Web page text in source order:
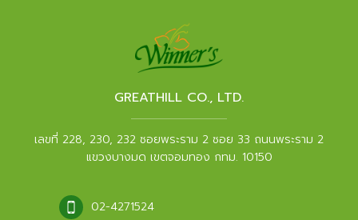
GREATHILL CO., LTD.
เลขที่ 228, 230, 232 ซอยพระราม 2 ซอย 33 ถนนพระราม 2
แขวงบางมด เขตจอมทอง กทม. 10150
02-4271524